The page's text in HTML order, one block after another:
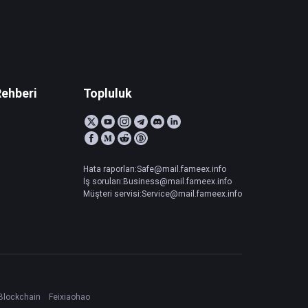
Topluluk
Hata raporları:Safe@mail.fameex.info
İş soruları:Business@mail.fameex.info
Müşteri servisi:Service@mail.fameex.info
Feixiaohao